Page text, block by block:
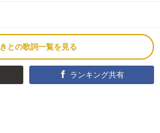
との歌詞一覧を見る
ランキング共有